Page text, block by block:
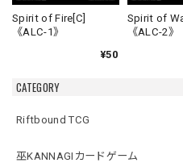
CATEGORY
Riftbound TCG
巫KANNAGIカードゲーム
Spirit of Fire[C]
《ALC-1》
¥50
Spirit of
《ALC-2》